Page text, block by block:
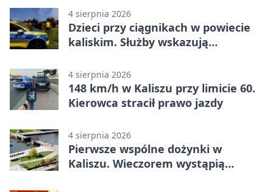
4 sierpnia 2026
Dzieci przy ciągnikach w powiecie
kaliskim. Służby wskazują
4 sierpnia 2026
148 km/h w Kaliszu przy limicie 60.
Kierowca stracił prawo jazdy
4 sierpnia 2026
Pierwsze wspólne dożynki w
Kaliszu. Wieczorem wystąpią